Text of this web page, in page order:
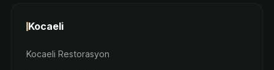
Kocaeli
Kocaeli Restorasyon